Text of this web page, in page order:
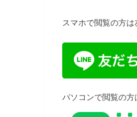
スマホで閲覧の方
パソコンで閲覧の方